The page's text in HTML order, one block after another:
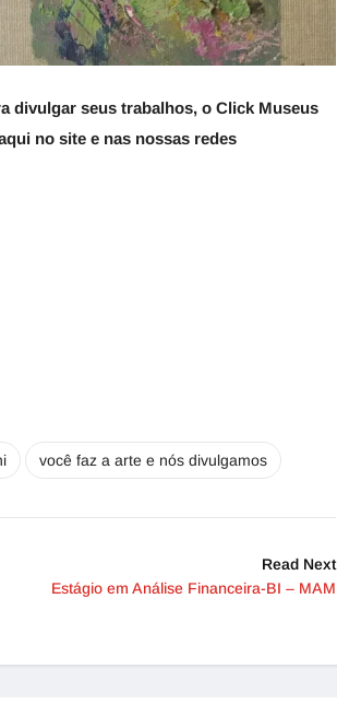
divulgar seus trabalhos, o Click Museus
no site e nas nossas redes
você faz a arte e nós divulgamos
Read Next
Estágio em Análise Financeira-BI – MAM